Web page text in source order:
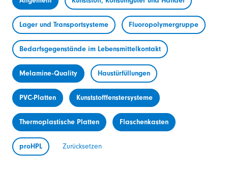
Lager und Transportsysteme Fluoropolymergruppe
Bedarfsgegenstände im Lebensmittelkontakt
Melamine-Quality Haustürfüllungen
PVC-Platten Kunststofffenstersysteme
Thermoplastische Platten Flaschenkasten
proHPL Zurücksetzen